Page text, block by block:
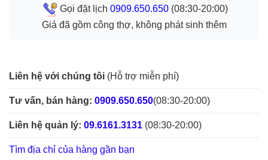
Gọi đặt lịch 0909.650.650(08:30-20:00)
Giá đã gồm công thợ, không phát sinh thêm
Liên hệ với chúng tôi (Hỗ trợ miễn phí)
Tư vấn, bán hàng: 0909.650.650(08:30-20:00)
Liên hệ quản lý: 09.6161.3131 (08:30-20:00)
Tìm địa chỉ của hàng gần bạn